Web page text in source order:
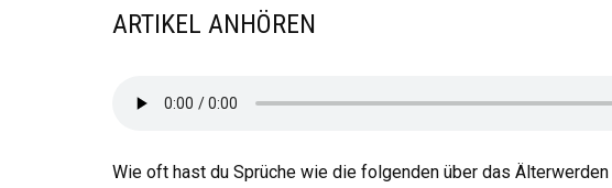
ARTIKEL ANHÖREN
Wie oft hast du Sprüche wie die folgenden über das Älterwerden